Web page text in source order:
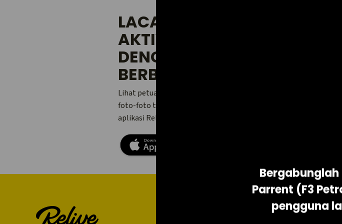
LACAK DAN BAGIKAN
AKTIVITAS ANDA
DENGAN CARA YANG
BERBEDA.
Lihat petualangan Anda, tambahkan foto, dan bagikan
foto-foto terbaik dengan teman dan keluarga. Dapatkan
aplikasi Relive untuk Android dan iPhone!
PERUSAHAAN
Parrent (F3
pengguna